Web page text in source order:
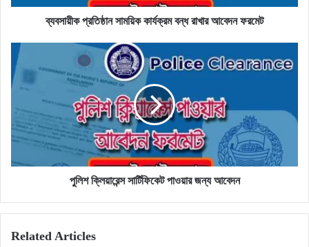
ব্যবসায়ীক প্রতিষ্ঠান সাময়িক কার্যক্রম বন্ধ রাখার আবেদন ফরমেট
পুলিশ
ক্লিয়ারেন্স
সার্টিফিকেট
পাওয়ার
জন্য
আবেদন
পুলিশ ক্লিয়ারেন্স সার্টিফিকেট পাওয়ার জন্য আবেদন
Related Articles